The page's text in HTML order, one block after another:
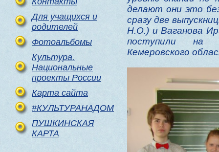
Для учащихся и
родителей
Фотоальбомы
Культура.
Национальные
проекты России
Карта сайта
#КУЛЬТУРАНАДОМ
ПУШКИНСКАЯ
КАРТА
делают они это
сразу две
Н.О.) и Ваганова
поступили на
Кемеровского